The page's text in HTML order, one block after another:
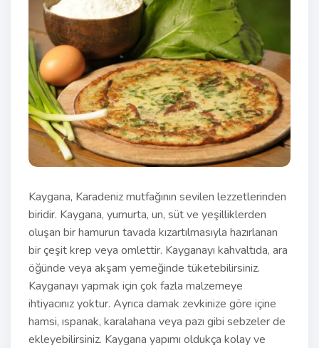
Kaygana, Karadeniz mutfağının sevilen lezzetlerinden
biridir. Kaygana, yumurta, un, süt ve yeşilliklerden
oluşan bir hamurun tavada kızartılmasıyla hazırlanan
bir çeşit krep veya omlettir. Kayganayı kahvaltıda, ara
öğünde veya akşam yemeğinde tüketebilirsiniz.
Kayganayı yapmak için çok fazla malzemeye
ihtiyacınız yoktur. Ayrıca damak zevkinize göre içine
hamsi, ıspanak, karalahana veya pazı gibi sebzeler de
ekleyebilirsiniz. Kaygana yapımı oldukça kolay ve